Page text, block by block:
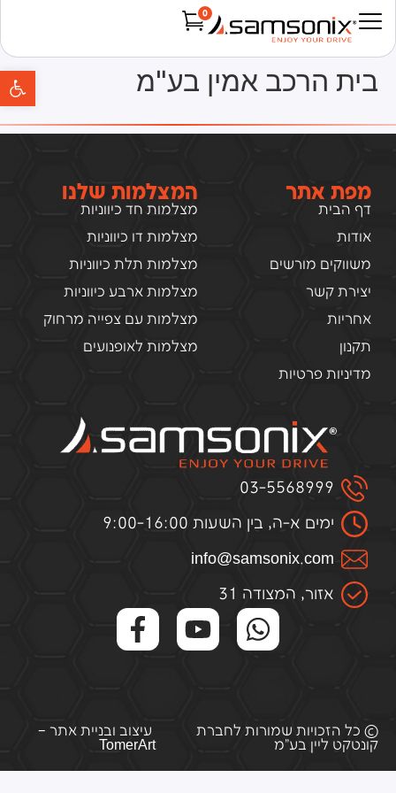
0
בית הרכב אמין בע"מ
מפת אתר
דף הבית
אודות
משווקים מורשים
יצירת קשר
אחריות
תקנון
מדיניות פרטיות
המצלמות שלנו
מצלמות חד כיווניות
מצלמות דו כיווניות
מצלמות תלת כיווניות
מצלמות ארבע כיווניות
מצלמות עם צפייה מרחוק
מצלמות לאופנועים
03-5568999
ימים א-ה, בין השעות 9:00-16:00
infо@samsоnix.cоm
אזור, המצודה 31
© כל הזכויות שמורות לחברת
קונטקט ליין בע"מ
עיצוב ובניית אתר –
TomerArt